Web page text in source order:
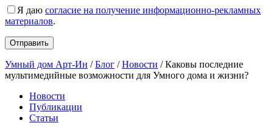
Я даю согласие на получение информационно-рекламных
материалов.
Умный дом Арт-Ин /Блог /Новости /Каковы последние
мультимедийные возможности для Умного дома и жизни?
Новости
Публикации
Статьи